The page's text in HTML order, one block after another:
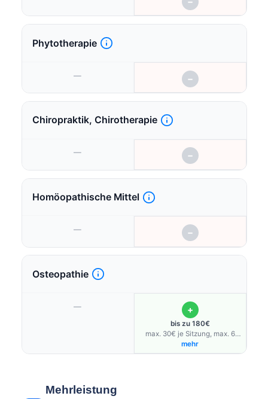
Phytotherapie
— −
Chiropraktik, Chirotherapie
— −
Homöopathische Mittel
— −
Osteopathie
— +
bis zu 180€
max. 30€ je Sitzung, max. 6
Sitzungen/Jahr
mehr
Mehrleistung